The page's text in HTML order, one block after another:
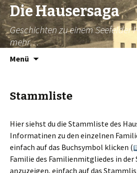
Die Hausersaga
Geschichten zu einem
mehr…
Menü
Stammliste
Hier siehst du die Stammliste des
Informatinen zu den einzelnen
einfach auf das Buchsymbol klicken (
Familie des Familienmitgliedes in
anzuzeigen, einfach auf das